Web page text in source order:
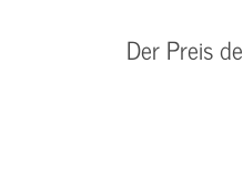
Der Preis